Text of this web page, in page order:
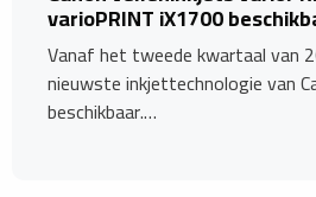
varioPRINT iX1700
Vanaf het tweede kwartaal van
nieuwste inkjettechnologie van
beschikbaar.…